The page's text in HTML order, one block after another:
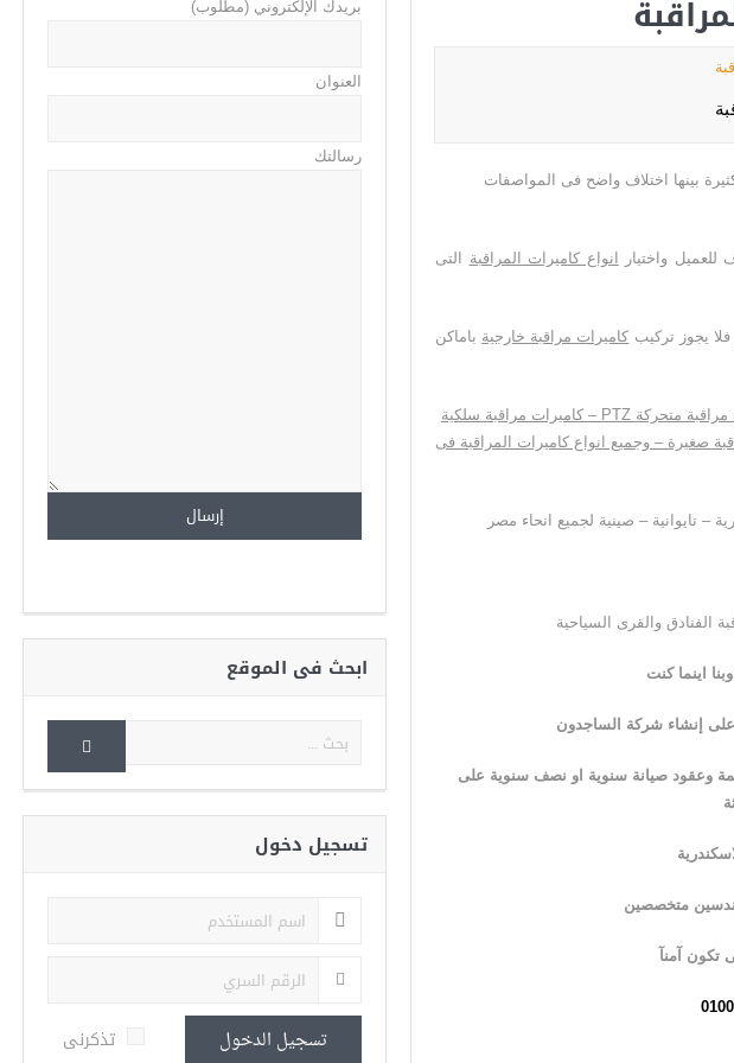
بينها اختلاف واضح فى المواصفات
للعميل واختيار انواع كاميرات المراقبة التى
يجوز تركيب كاميرات مراقبة خارجية باماكن
مراقبة متحركة PTZ – كاميرات مراقبة سلكية
صغيرة – وجميع انواع كاميرات المراقبة فى
– تايوانية – صينية لجميع انحاء مصر
الفنادق والقرى السياحية
اينما كنت
وعقود صيانة سنوية او نصف سنوية على
متخصصين
تكون آمنآ
بريدك الإلكتروني (مطلوب)
العنوان
رسالتك
ابحث فى الموقع
تسجيل دخول
تسجيل الدخول تذكرنى